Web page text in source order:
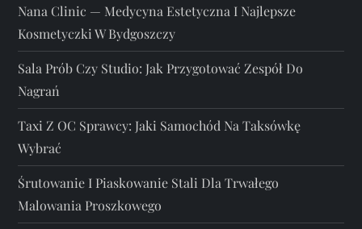
Nana Clinic — Medycyna Estetyczna I Najlepsze
Kosmetyczki W Bydgoszczy
Sala Prób Czy Studio: Jak Przygotować Zespół Do
Nagrań
Taxi Z OC Sprawcy: Jaki Samochód Na Taksówkę
Wybrać
Śrutowanie I Piaskowanie Stali Dla Trwałego
Malowania Proszkowego